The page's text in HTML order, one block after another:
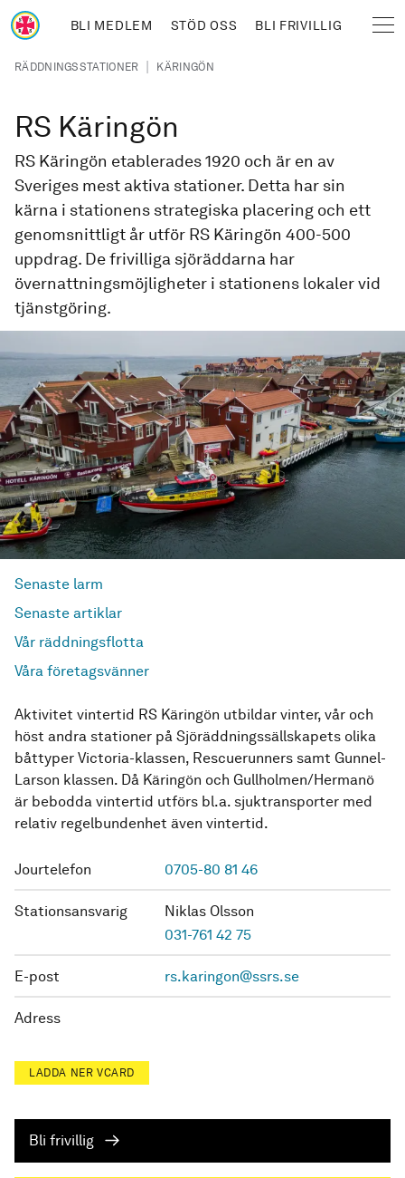
Hoppa till huvudinnehåll
BLI MEDLEM STÖD OSS BLI FRIVILLIG
Länkstig
RÄDDNINGSSTATIONER | KÄRINGÖN
RS Käringön
RS Käringön etablerades 1920 och är en av
Sveriges mest aktiva stationer. Detta har sin
kärna i stationens strategiska placering och ett
genomsnittligt år utför RS Käringön 400-500
uppdrag. De frivilliga sjöräddarna har
övernattningsmöjligheter i stationens lokaler vid
tjänstgöring.
Senaste larm
Senaste artiklar
Vår räddningsflotta
Våra företagsvänner
Aktivitet vintertid RS Käringön utbildar vinter, vår och
höst andra stationer på Sjöräddningssällskapets olika
båttyper Victoria-klassen, Rescuerunners samt Gunnel-
Larson klassen. Då Käringön och Gullholmen/Hermanö
är bebodda vintertid utförs bl.a. sjuktransporter med
relativ regelbundenhet även vintertid.
Jourtelefon 0705-80 81 46
Stationsansvarig
Niklas Olsson
031-761 42 75
E-post rs.karingon@ssrs.se
Adress
LADDA NER VCARD
Bli frivillig